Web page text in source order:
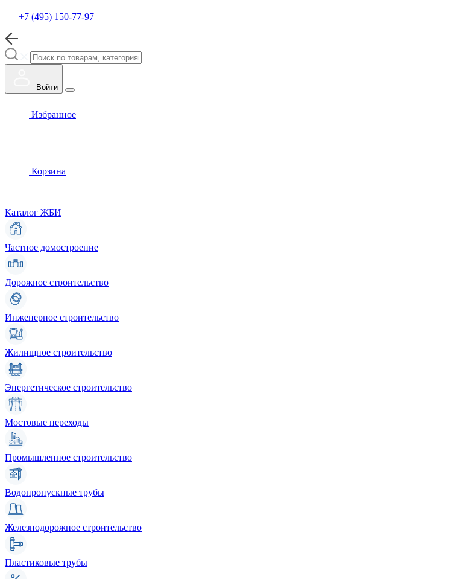
+7 (495) 150-77-97
Войти
Избранное
Корзина
Каталог ЖБИ
Частное домостроение
Дорожное строительство
Инженерное строительство
Жилищное строительство
Энергетическое строительство
Мостовые переходы
Промышленное строительство
Водопропускные трубы
Железнодорожное строительство
Пластиковые трубы